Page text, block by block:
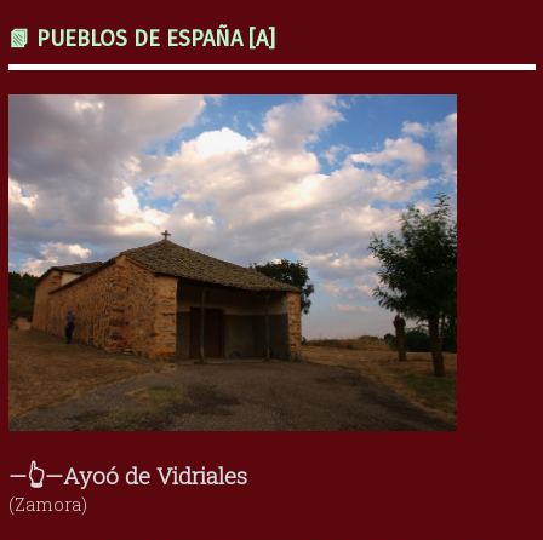
📗 PUEBLOS DE ESPAÑA [A]
—👆—Ayoó de Vidriales
(Zamora)